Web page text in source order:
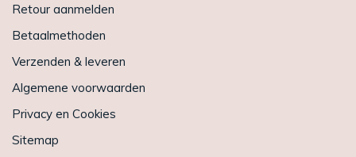
Retour aanmelden
Betaalmethoden
Verzenden & leveren
Algemene voorwaarden
Privacy en Cookies
Sitemap